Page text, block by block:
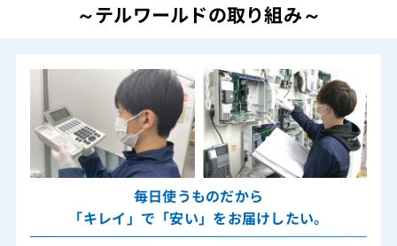
～テルワールドの取り組み～
毎日使うものだから
「キレイ」で「安い」をお届けしたい。